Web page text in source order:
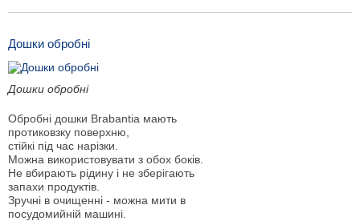
Дошки обробні
Дошки обробні
Обробні дошки Brabantia мають
протиковзку поверхню,
стійкі під час нарізки.
Можна використовувати з обох боків.
Не вбирають рідину і не зберігають
запахи продуктів.
Зручні в очищенні - можна мити в
посудомийній машині.